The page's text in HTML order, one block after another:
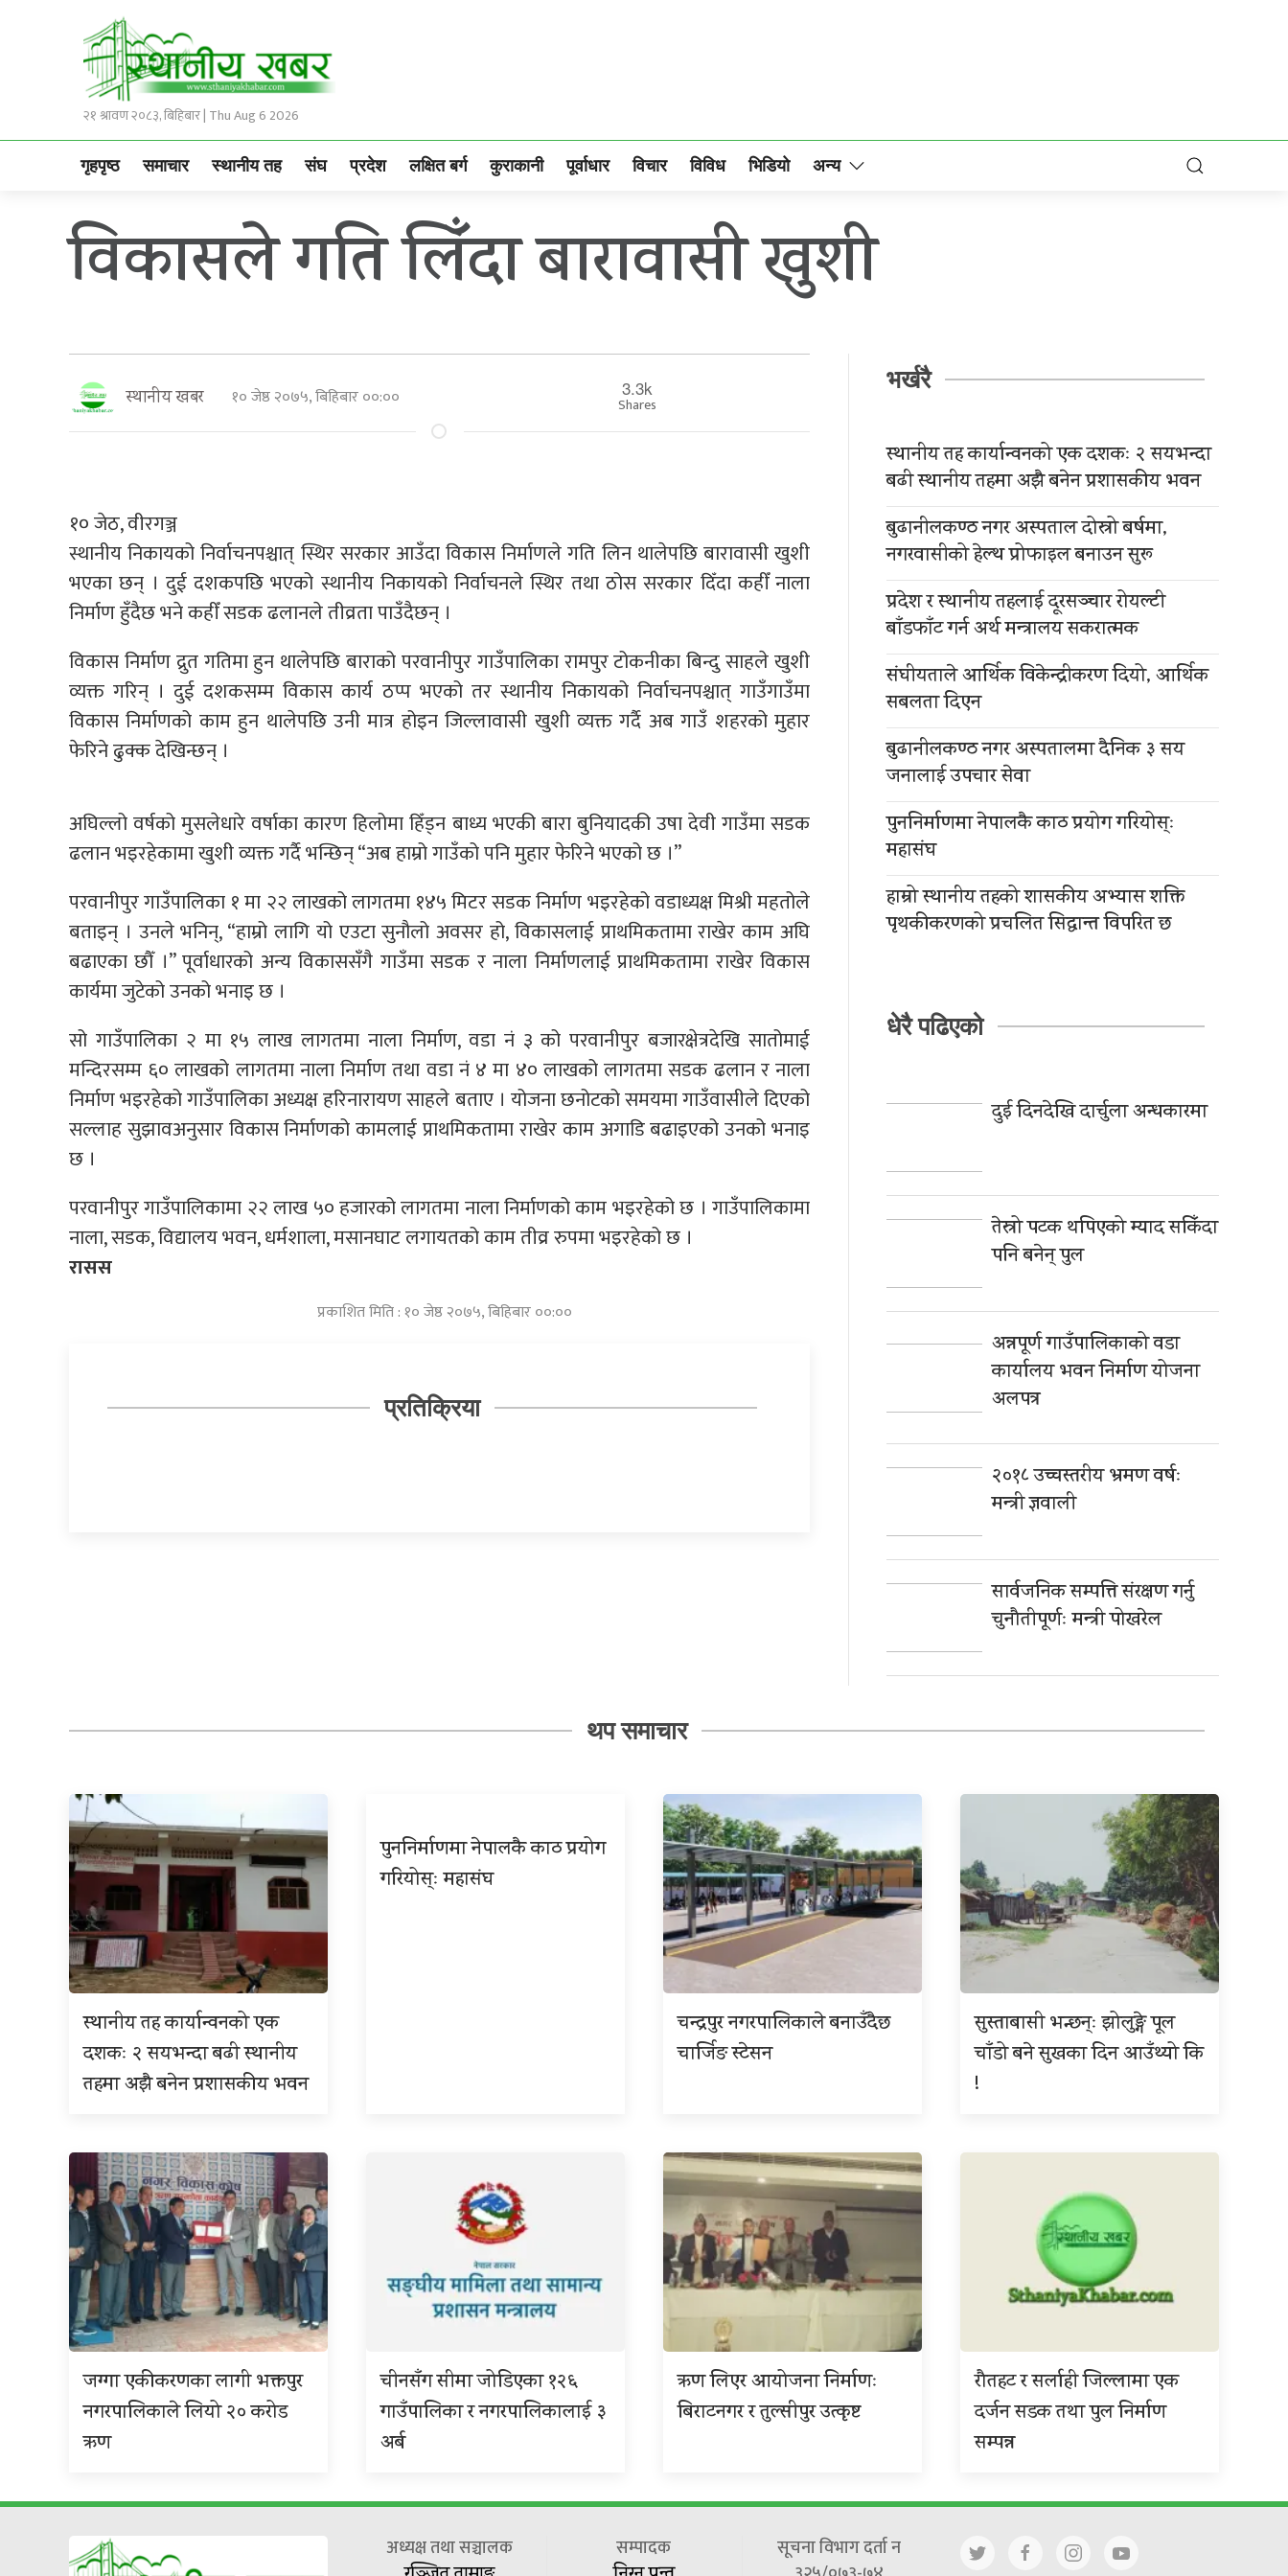
२१ श्रावण २०८३, बिहिबार | Thu Aug 6 2026
गृहपृष्ठ समाचार स्थानीय तह संघ प्रदेश लक्षित बर्ग कुराकानी पूर्वाधार विचार विविध भिडियो अन्य
विकासले गति लिँदा बारावासी खुशी
स्थानीय खबर १० जेष्ठ २०७५, बिहिबार ००:०० 3.3k
Shares
१० जेठ, वीरगञ्ज
स्थानीय निकायको निर्वाचनपश्चात् स्थिर सरकार आउँदा विकास निर्माणले गति लिन थालेपछि बारावासी खुशी
भएका छन् । दुई दशकपछि भएको स्थानीय निकायको निर्वाचनले स्थिर तथा ठोस सरकार दिँदा कहीँ नाला
निर्माण हुँदैछ भने कहीँ सडक ढलानले तीव्रता पाउँदैछन् ।
विकास निर्माण द्रुत गतिमा हुन थालेपछि बाराको परवानीपुर गाउँपालिका रामपुर टोकनीका बिन्दु साहले खुशी
व्यक्त गरिन् । दुई दशकसम्म विकास कार्य ठप्प भएको तर स्थानीय निकायको निर्वाचनपश्चात् गाउँगाउँमा
विकास निर्माणको काम हुन थालेपछि उनी मात्र होइन जिल्लावासी खुशी व्यक्त गर्दै अब गाउँ शहरको मुहार
फेरिने ढुक्क देखिन्छन् ।
अघिल्लो वर्षको मुसलेधारे वर्षाका कारण हिलोमा हिँड्न बाध्य भएकी बारा बुनियादकी उषा देवी गाउँमा सडक
ढलान भइरहेकामा खुशी व्यक्त गर्दै भन्छिन् “अब हाम्रो गाउँको पनि मुहार फेरिने भएको छ ।”
परवानीपुर गाउँपालिका १ मा २२ लाखको लागतमा १४५ मिटर सडक निर्माण भइरहेको वडाध्यक्ष मिश्री महतोले
बताइन् । उनले भनिन्, “हाम्रो लागि यो एउटा सुनौलो अवसर हो, विकासलाई प्राथमिकतामा राखेर काम अघि
बढाएका छौँ ।” पूर्वाधारको अन्य विकाससँगै गाउँमा सडक र नाला निर्माणलाई प्राथमिकतामा राखेर विकास
कार्यमा जुटेको उनको भनाइ छ ।
सो गाउँपालिका २ मा १५ लाख लागतमा नाला निर्माण, वडा नं ३ को परवानीपुर बजारक्षेत्रदेखि सातोमाई
मन्दिरसम्म ६० लाखको लागतमा नाला निर्माण तथा वडा नं ४ मा ४० लाखको लागतमा सडक ढलान र नाला
निर्माण भइरहेको गाउँपालिका अध्यक्ष हरिनारायण साहले बताए । योजना छनोटको समयमा गाउँवासीले दिएको
सल्लाह सुझावअनुसार विकास निर्माणको कामलाई प्राथमिकतामा राखेर काम अगाडि बढाइएको उनको भनाइ
छ ।
परवानीपुर गाउँपालिकामा २२ लाख ५० हजारको लागतमा नाला निर्माणको काम भइरहेको छ । गाउँपालिकामा
नाला, सडक, विद्यालय भवन, धर्मशाला, मसानघाट लगायतको काम तीव्र रुपमा भइरहेको छ ।
रासस
प्रकाशित मिति : १० जेष्ठ २०७५, बिहिबार ००:००
प्रतिक्रिया
भर्खरै
स्थानीय तह कार्यान्वनको एक दशकः २ सयभन्दा
बढी स्थानीय तहमा अझै बनेन प्रशासकीय भवन
बुढानीलकण्ठ नगर अस्पताल दोस्रो बर्षमा,
नगरवासीको हेल्थ प्रोफाइल बनाउन सुरू
प्रदेश र स्थानीय तहलाई दूरसञ्चार रोयल्टी
बाँडफाँट गर्न अर्थ मन्त्रालय सकरात्मक
संघीयताले आर्थिक विकेन्द्रीकरण दियो, आर्थिक
सबलता दिएन
बुढानीलकण्ठ नगर अस्पतालमा दैनिक ३ सय
जनालाई उपचार सेवा
पुननिर्माणमा नेपालकै काठ प्रयोग गरियोस्ः
महासंघ
हाम्रो स्थानीय तहको शासकीय अभ्यास शक्ति
पृथकीकरणको प्रचलित सिद्धान्त विपरित छ
धेरै पढिएको
दुई दिनदेखि दार्चुला अन्धकारमा
तेस्रो पटक थपिएको म्याद सकिँदा
पनि बनेन् पुल
अन्नपूर्ण गाउँपालिकाको वडा
कार्यालय भवन निर्माण योजना
अलपत्र
२०१८ उच्चस्तरीय भ्रमण वर्षः
मन्त्री ज्ञवाली
सार्वजनिक सम्पत्ति संरक्षण गर्नु
चुनौतीपूर्णः मन्त्री पोखरेल
थप समाचार
स्थानीय तह कार्यान्वनको एक
दशकः २ सयभन्दा बढी स्थानीय
तहमा अझै बनेन प्रशासकीय भवन
पुननिर्माणमा नेपालकै काठ प्रयोग
गरियोस्ः महासंघ
चन्द्रपुर नगरपालिकाले बनाउँदैछ
चार्जिङ स्टेसन
सुस्ताबासी भन्छन्ः झोलुङ्गे पूल
चाँडो बने सुखका दिन आउँथ्यो कि
!
जग्गा एकीकरणका लागी भक्तपुर
नगरपालिकाले लियो २० करोड
ऋण
चीनसँग सीमा जोडिएका १२६
गाउँपालिका र नगरपालिकालाई ३
अर्ब
ऋण लिएर आयोजना निर्माणः
बिराटनगर र तुल्सीपुर उत्कृष्ट
रौतहट र सर्लाही जिल्लामा एक
दर्जन सडक तथा पुल निर्माण
सम्पन्न
अध्यक्ष तथा सञ्चालक
सम्पादक
सूचना विभाग दर्ता न